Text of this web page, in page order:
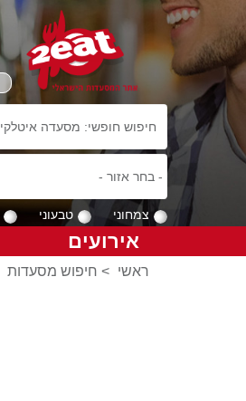
צמחוני טבעוני
אירועים
ראשי > חיפוש מסעדות